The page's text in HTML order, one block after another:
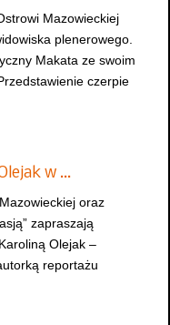
Mazowieckiej
plenerowego.
Makata ze swoim
czerpie
w …
oraz
zapraszają
Olejak –
reportażu